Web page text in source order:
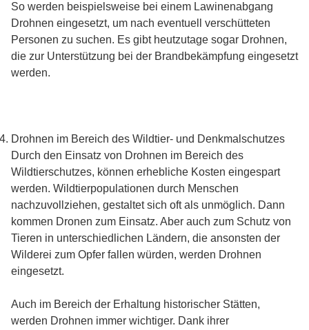
So werden beispielsweise bei einem Lawinenabgang
Drohnen eingesetzt, um nach eventuell verschütteten
Personen zu suchen. Es gibt heutzutage sogar Drohnen,
die zur Unterstützung bei der Brandbekämpfung eingesetzt
werden.
Drohnen im Bereich des Wildtier- und Denkmalschutzes
Durch den Einsatz von Drohnen im Bereich des
Wildtierschutzes, können erhebliche Kosten eingespart
werden. Wildtierpopulationen durch Menschen
nachzuvollziehen, gestaltet sich oft als unmöglich. Dann
kommen Dronen zum Einsatz. Aber auch zum Schutz von
Tieren in unterschiedlichen Ländern, die ansonsten der
Wilderei zum Opfer fallen würden, werden Drohnen
eingesetzt.
Auch im Bereich der Erhaltung historischer Stätten,
werden Drohnen immer wichtiger. Dank ihrer